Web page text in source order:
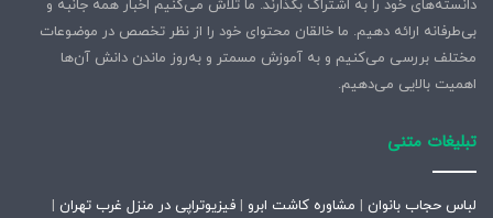
دانسته‌های خود را به اشتراک بگذارند. ما تلاش می‌کنیم اخبار همه جانبه و
بی‌طرفانه ارائه دهیم. ما خالقان محتوای خود را از نظر تخصص در موضوعات
مختلف بررسی می‌کنیم و به آموزش مسمتر و به‌روز ماندن دانش آن‌ها
اهمیت بالایی می‌دهیم.
تبلیغات متنی
لباس حجاب بانوان | مشاوره کاشت ابرو | فیزیوتراپی در منزل غرب تهران |